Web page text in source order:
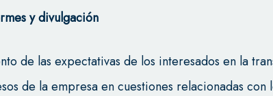
y divulgación
de las expectativas de los interesados en la
de la empresa en cuestiones relacionadas con